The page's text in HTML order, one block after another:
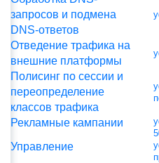
запросов и подмена
DNS-ответов
Отведение трафика на
внешние платформы
Полисинг по сессии и
переопределение
классов трафика
Рекламные кампании
Управление